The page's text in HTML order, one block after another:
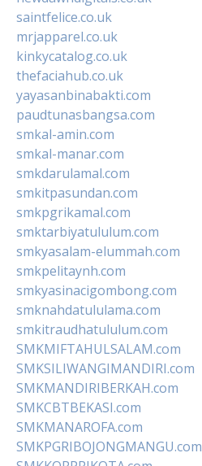
saintfelice.co.uk
mrjapparel.co.uk
kinkycatalog.co.uk
thefaciahub.co.uk
yayasanbinabakti.com
paudtunasbangsa.com
smkal-amin.com
smkal-manar.com
smkdarulamal.com
smkitpasundan.com
smkpgrikamal.com
smktarbiyatululum.com
smkyasalam-elummah.com
smkpelitaynh.com
smkyasinacigombong.com
smknahdatululama.com
smkitraudhatululum.com
SMKMIFTAHULSALAM.com
SMKSILIWANGIMANDIRI.com
SMKMANDIRIBERKAH.com
SMKCBTBEKASI.com
SMKMANAROFA.com
SMKPGRIBOJONGMANGU.com